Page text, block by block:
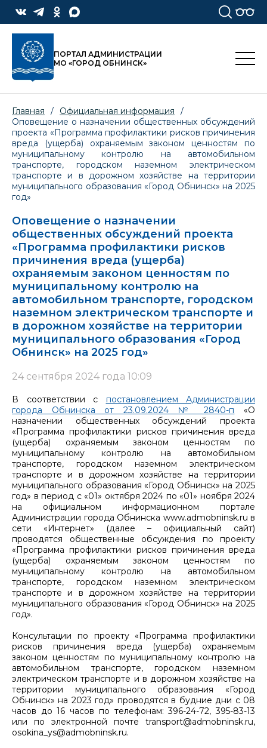
ПОРТАЛ АДМИНИСТРАЦИИ
МО «ГОРОД ОБНИНСК»
Главная / Официальная информация
/
Оповещение о назначении общественных обсуждений
проекта «Программа профилактики рисков причинения
вреда (ущерба) охраняемым законом ценностям по
муниципальному контролю на автомобильном
транспорте, городском наземном электрическом
транспорте и в дорожном хозяйстве на территории
муниципального образования «Город Обнинск» на 2025
год»
Оповещение о назначении
общественных обсуждений проекта
«Программа профилактики рисков
причинения вреда (ущерба)
охраняемым законом ценностям по
муниципальному контролю на
автомобильном транспорте, городском
наземном электрическом транспорте и
в дорожном хозяйстве на территории
муниципального образования «Город
Обнинск» на 2025 год»
24 сентября 2024 года 10:09
В соответствии с постановлением Администрации
города Обнинска от 23.09.2024 № 2840-п «О
назначении общественных обсуждений проекта
«Программа профилактики рисков причинения вреда
(ущерба) охраняемым законом ценностям по
муниципальному контролю на автомобильном
транспорте, городском наземном электрическом
транспорте и в дорожном хозяйстве на территории
муниципального образования «Город Обнинск» на 2025
год» в период с «01» октября 2024 по «01» ноября 2024
на официальном информационном портале
Администрации города Обнинска www.admobninsk.ru в
сети «Интернет» (далее – официальный сайт)
проводятся общественные обсуждения по проекту
«Программа профилактики рисков причинения вреда
(ущерба) охраняемым законом ценностям по
муниципальному контролю на автомобильном
транспорте, городском наземном электрическом
транспорте и в дорожном хозяйстве на территории
муниципального образования «Город Обнинск» на 2025
год».
Консультации по проекту «Программа профилактики
рисков причинения вреда (ущерба) охраняемым
законом ценностям по муниципальному контролю на
автомобильном транспорте, городском наземном
электрическом транспорте и в дорожном хозяйстве на
территории муниципального образования «Город
Обнинск» на 2023 год» проводятся в будние дни с 08
часов до 16 часов по телефонам: 396-24-72, 395-83-13
или по электронной почте transport@admobninsk.ru,
osokina_ys@admobninsk.ru.